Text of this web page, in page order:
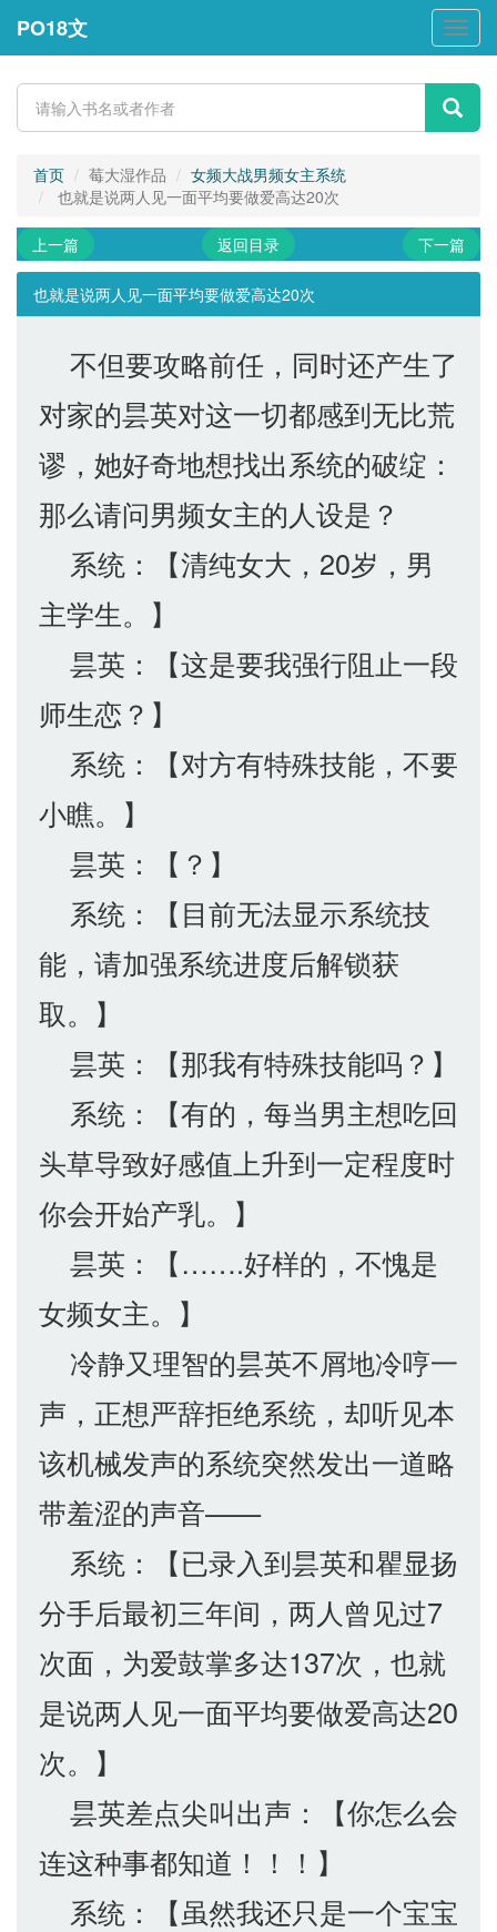
PO18
文
PO18文
首页 莓大湿作品
女频大战男频女主系统
也就是说两人见一面平均要做爱高达20次
上一篇 返回目录 下一篇
也就是说两人见一面平均要做爱高达20次
不但要攻略前任，同时还产生了
对家的昙英对这一切都感到无比荒
谬，她好奇地想找出系统的破绽：
那么请问男频女主的人设是？
系统：【清纯女大，20岁，男
主学生。】
昙英：【这是要我强行阻止一段
师生恋？】
系统：【对方有特殊技能，不要
小瞧。】
昙英：【？】
系统：【目前无法显示系统技
能，请加强系统进度后解锁获
取。】
昙英：【那我有特殊技能吗？】
系统：【有的，每当男主想吃回
头草导致好感值上升到一定程度时
你会开始产乳。】
昙英：【…….好样的，不愧是
女频女主。】
冷静又理智的昙英不屑地冷哼一
声，正想严辞拒绝系统，却听见本
该机械发声的系统突然发出一道略
带羞涩的声音——
系统：【已录入到昙英和瞿显扬
分手后最初三年间，两人曾见过7
次面，为爱鼓掌多达137次，也就
是说两人见一面平均要做爱高达20
次。】
昙英差点尖叫出声：【你怎么会
连这种事都知道！！！】
系统：【虽然我还只是一个宝宝